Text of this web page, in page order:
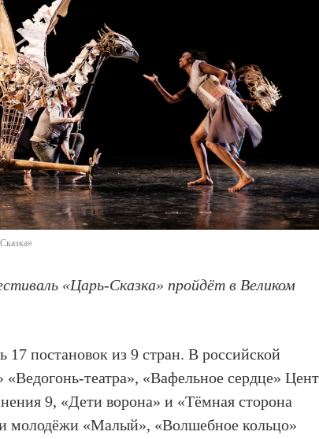
«Царь-Сказка» пройдёт в Великом
17 постановок из 9 стран. В российской
театра», «Вафельное сердце»
9, «Дети ворона» и «Тёмная сторона
и молодёжи «Малый», «Волшебное кольцо»